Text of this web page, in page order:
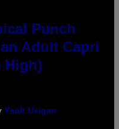
Punch
Adult Capri
High)
Ysolt Usigan